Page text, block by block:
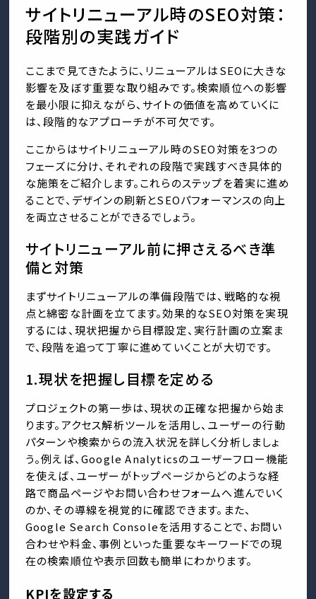
サイトリニューアル時のSEO対策：
段階別の実践ガイド
ここまで見てきたように、リニューアルはSEOに大きな
影響を及ぼす重要な取り組みです。検索順位への影響
を最小限に抑えながら、サイトの価値を高めていくに
は、段階的なアプローチが不可欠です。
ここからはサイトリニューアル時のSEO対策を3つの
フェーズに分け、それぞれの段階で実践すべき具体的
な施策をご紹介します。これらのステップを着実に進め
ることで、デザインの刷新とSEOパフォーマンスの向上
を両立させることができるでしょう。
サイトリニューアル前に押さえるべき準
備と対策
まずサイトリニューアルの準備段階では、戦略的な視
点と綿密な計画を立てます。効果的なSEO対策を実現
するには、現状把握から目標設定、実行計画の立案ま
で、段階を追って丁寧に進めていくことが大切です。
1.現状を把握し目標を定める
プロジェクトの第一歩は、現状の正確な把握から始ま
ります。アクセス解析ツールを活用し、ユーザーの行動
パターンや検索からの流入状況を詳しく分析しましょ
う。例えば、Google Analyticsのユーザーフロー機能
を使えば、ユーザーがトップページからどのような経
路で商品ページやお問い合わせフォームへ進んでいく
のか、その導線を視覚的に確認できます。また、
Google Search Consoleを活用することで、お問い
合わせや料金、事例といった重要なキーワードでの現
在の検索順位や表示回数も簡単にわかります。
KPIを設定する